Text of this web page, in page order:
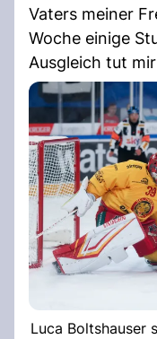
Vaters meiner
Woche einige
Ausgleich tut
Luca Boltshauser